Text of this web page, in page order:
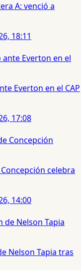
A: venció a
18:11
Everton en el CAP
17:08
celebra
14:00
Nelson Tapia tras